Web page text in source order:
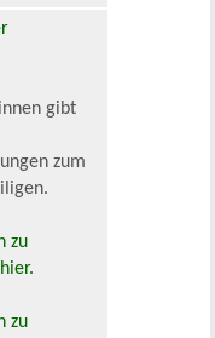
gibt
zum
zu
zu